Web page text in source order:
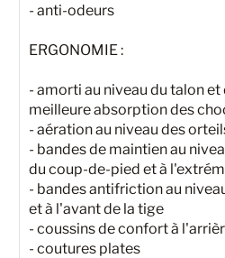
- anti-odeurs
ERGONOMIE :
- amorti au niveau du talon
meilleure absorption des
- aération au niveau des
- bandes de maintien au
du coup-de-pied et à
- bandes antifriction au
et à l'avant de la tige
- coussins de confort à
- coutures plates